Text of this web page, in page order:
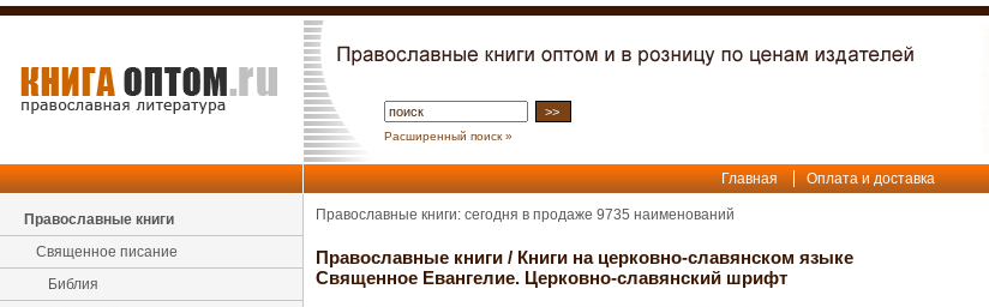
Расширенный поиск »
Главная Оплата и доставка
Православные книги
Священное писание
Библия
Православные книги: сегодня в продаже 9735 наименований
Православные книги / Книги на церковно-славянском языке
Священное Евангелие. Церковно-славянский шрифт